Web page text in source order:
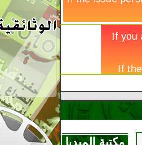
مكتبة الميديا
حقائق تكشف للجميع
الشيعة للشعب
نظامه